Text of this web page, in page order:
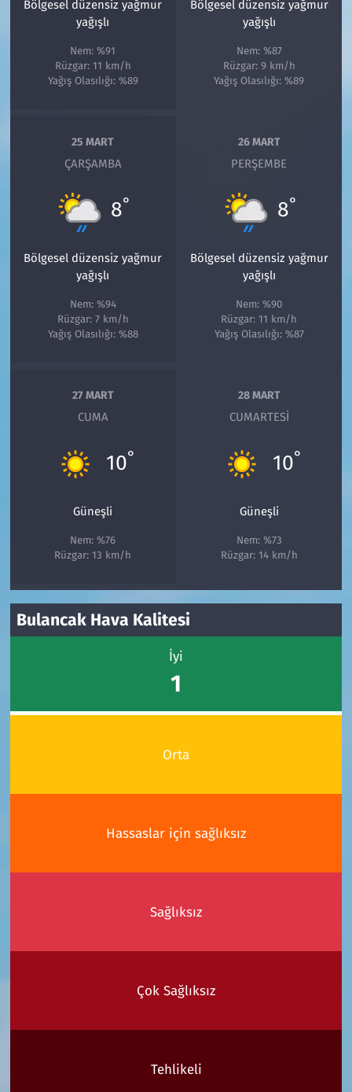
Bölgesel düzensiz yağmur
yağışlı
Nem: %91
Rüzgar: 11 km/h
Yağış Olasılığı: %89
Bölgesel düzensiz yağmur
yağışlı
Nem: %87
Rüzgar: 9 km/h
Yağış Olasılığı: %89
25 MART
ÇARŞAMBA
8°
Bölgesel düzensiz yağmur
yağışlı
Nem: %94
Rüzgar: 7 km/h
Yağış Olasılığı: %88
26 MART
PERŞEMBE
8°
Bölgesel düzensiz yağmur
yağışlı
Nem: %90
Rüzgar: 11 km/h
Yağış Olasılığı: %87
27 MART
CUMA
10°
Güneşli
Nem: %76
Rüzgar: 13 km/h
28 MART
CUMARTESI
10°
Güneşli
Nem: %73
Rüzgar: 14 km/h
Bulancak Hava Kalitesi
İyi
1
Orta
Hassaslar için sağlıksız
Sağlıksız
Çok Sağlıksız
Tehlikeli